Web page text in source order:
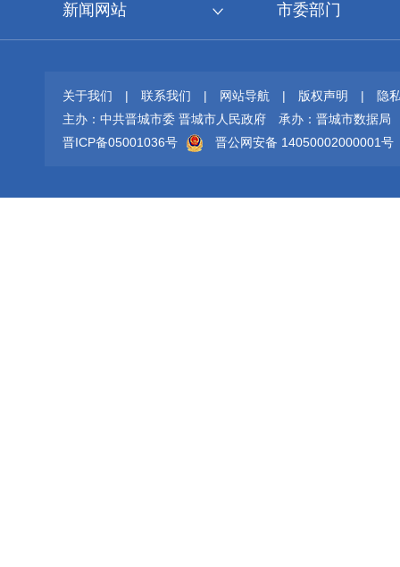
新闻网站 市委部门
关于我们 | 联系我们 | 网站导航 | 版权声明 |
隐
主办：中共晋城市委 晋城市人民政府
承办：晋城市数据局
晋ICP备05001036号
晋公网安备 14050002000001号